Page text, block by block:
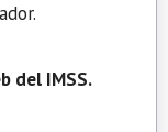
del IMSS.